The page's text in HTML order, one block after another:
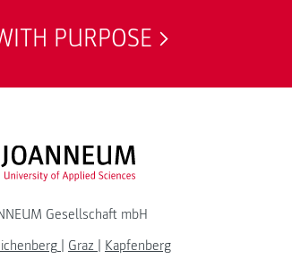
PURPOSE
FH JOANNEUM Logo
Gesellschaft mbH
Graz
Kapfenberg